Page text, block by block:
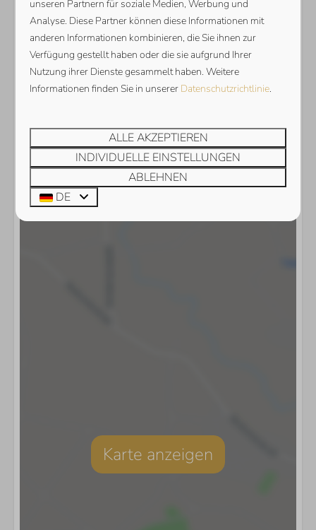
Haustier geeignet.
Wohnfläche: 212m² | Grundstücksfläche: 1031m²
Energie-Label:
Karte anzeigen
unseren Partnern für soziale Medien, Werbung und
Analyse. Diese Partner können diese Informationen mit
anderen Informationen kombinieren, die Sie ihnen zur
Verfügung gestellt haben oder die sie aufgrund Ihrer
Nutzung ihrer Dienste gesammelt haben. Weitere
Informationen finden Sie in unserer Datenschutzrichtlinie.
ALLE AKZEPTIEREN
INDIVIDUELLE EINSTELLUNGEN
ABLEHNEN
DE